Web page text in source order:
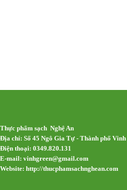
Thực phẩm sạch Nghệ An
Địa chỉ: Số 45 Ngô Gia Tự - Thành phố Vinh
Điện thoại: 0349.820.131
E-mail: vinhgreen@gmail.com
Website: http://thucphamsachnghean.com